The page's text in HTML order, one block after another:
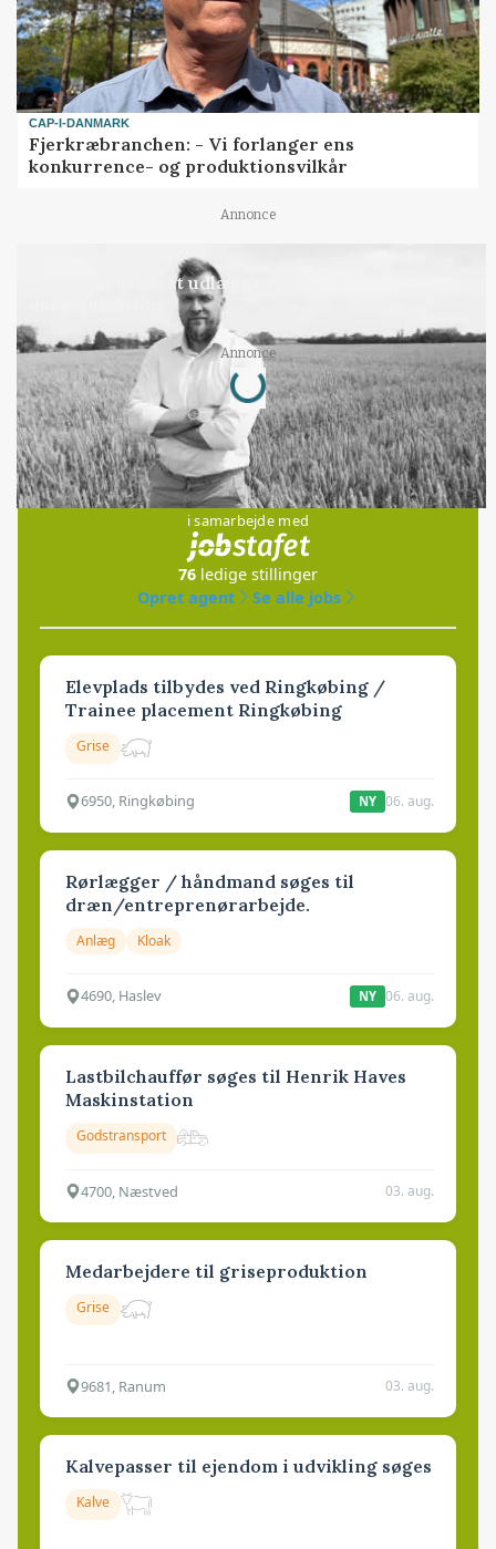
CAP-I-DANMARK
Fjerkræbranchen: - Vi forlanger ens
konkurrence- og produktionsvilkår
Annonce
Det er en uskik at udlægge et røgslør om
Annonce
Loading...
Jobs
i samarbejde med
76 ledige stillinger
Opret agent
Se alle jobs
Elevplads tilbydes ved Ringkøbing /
Trainee placement Ringkøbing
Grise
6950, Ringkøbing NY 06. aug.
Rørlægger / håndmand søges til
dræn/entreprenørarbejde.
Anlæg Kloak
4690, Haslev NY 06. aug.
Lastbilchauffør søges til Henrik Haves
Maskinstation
Godstransport
4700, Næstved 03. aug.
Medarbejdere til griseproduktion
Grise
9681, Ranum 03. aug.
Kalvepasser til ejendom i udvikling søges
Kalve